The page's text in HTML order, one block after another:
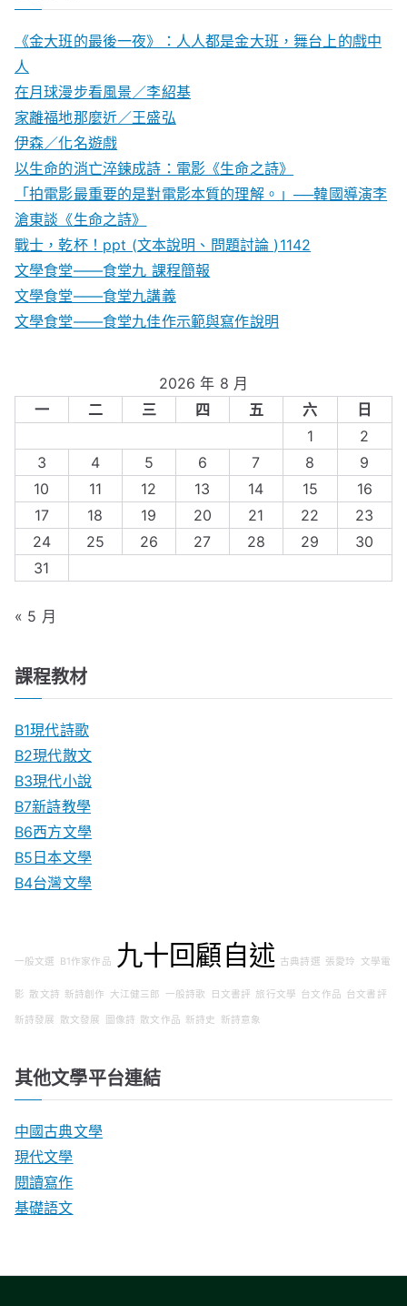
《金大班的最後一夜》：人人都是金大班，舞台上的戲中
人
在月球漫步看風景／李紹基
家離福地那麼近／王盛弘
伊森／化名遊戲
以生命的消亡淬鍊成詩：電影《生命之詩》
「拍電影最重要的是對電影本質的理解。」──韓國導演李
滄東談《生命之詩》
戰士，乾杯！ppt (文本說明、問題討論 )1142
文學食堂——食堂九 課程簡報
文學食堂――食堂九講義
文學食堂——食堂九佳作示範與寫作說明
2026 年 8 月
一
二 三 四 五 六
日
1
2
3
4 5 6 7 8
9
10
11 12 13 14 15
16
17
18 19 20 21 22
23
24
25 26 27 28 29
30
31
« 5 月
課程教材
B1現代詩歌
B2現代散文
B3現代小說
B7新詩教學
B6西方文學
B5日本文學
B4台灣文學
一般文選 B1作家作品 九十回顧自述 古典詩選 張愛玲 文學電
影 散文詩 新詩創作 大江健三郎 一般詩歌 日文書評 旅行文學 台文作品 台文書評
新詩發展 散文發展 圖像詩 散文作品 新詩史 新詩意象
其他文學平台連結
中國古典文學
現代文學
閱讀寫作
基礎語文